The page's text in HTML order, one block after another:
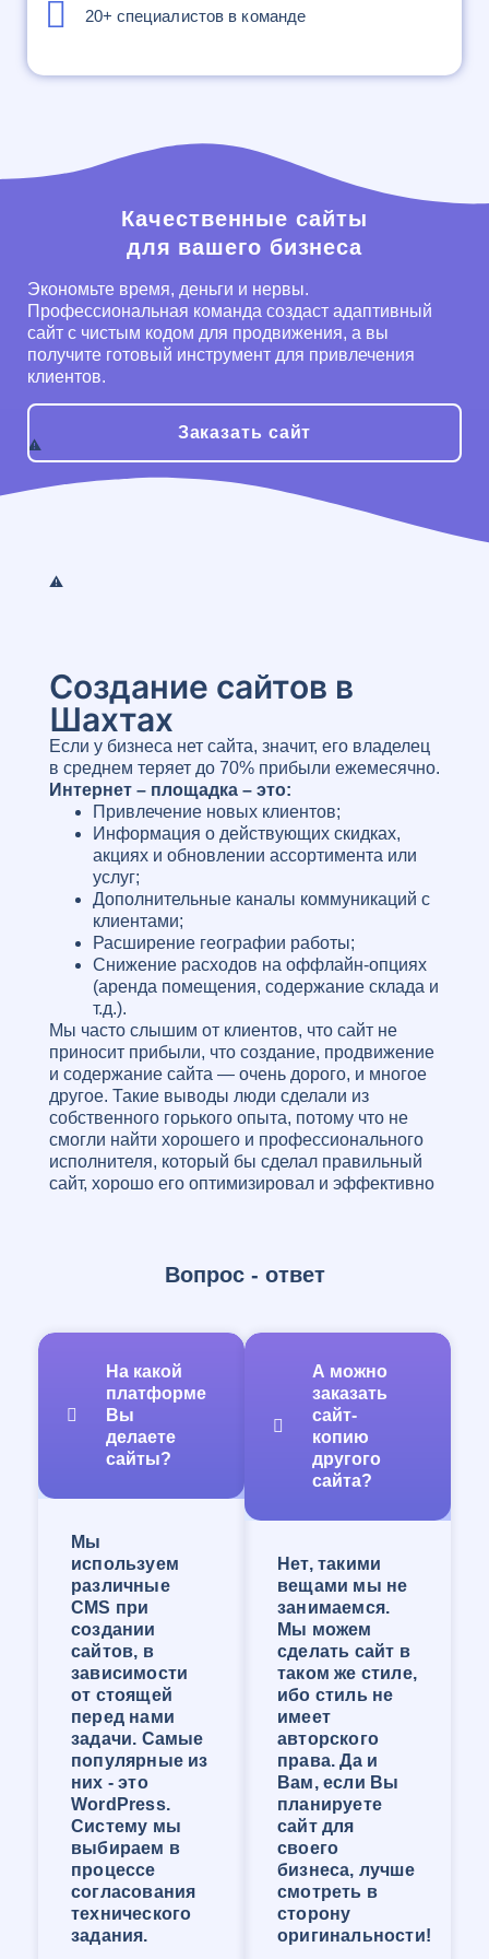
20+ специалистов в команде
Качественные сайты
для вашего бизнеса
Экономьте время, деньги и нервы.
Профессиональная команда создаст адаптивный
сайт с чистым кодом для продвижения, а вы
получите готовый инструмент для привлечения
клиентов.
Заказать сайт
Создание сайтов в
Шахтах
Если у бизнеса нет сайта, значит, его владелец
в среднем теряет до 70% прибыли ежемесячно.
Интернет – площадка – это:
Привлечение новых клиентов;
Информация о действующих скидках,
акциях и обновлении ассортимента или
услуг;
Дополнительные каналы коммуникаций с
клиентами;
Расширение географии работы;
Снижение расходов на оффлайн-опциях
(аренда помещения, содержание склада и
т.д.).
Мы часто слышим от клиентов, что сайт не
приносит прибыли, что создание, продвижение
и содержание сайта — очень дорого, и многое
другое. Такие выводы люди сделали из
собственного горького опыта, потому что не
смогли найти хорошего и профессионального
исполнителя, который бы сделал правильный
сайт, хорошо его оптимизировал и эффективно
задач! И это не просто слова, в виде
доказательств достаточно посмотреть на наши
работаем на совесть! Над Вашем проектом
насмотрелся роликов в Интернете и возомнил
себя программистом, а опытная команда
профессионалов, с большим послужным
списком и багажом знаний, полученных
изначально в профильных учебных
заведениях, и затем развитых и прокаченных в
Компания WEB-Студия «ОНЛАЙН» сделает
сайт, отвечающий запросам Клиента и
решающий большинство задач его
организации. У нас большой опыт создания
сайтов любой сложности!
Создание сайта-визитки в
Шахтах
Сайт-визитка — это самый популярный вид
сайтов. Размер и функционал может быть
практически любого масштаба, от
примитивного сайта с контактами и кратким
перечнем услуг до сайта с огромным
количеством страниц и перечнем функций.
Сайт-визитка будет хорошо продвигаться, если
при его создании продумать всё до мелочей,
продумать структуру контента, внедрить
воронку продаж и сделать его удобным для
пользования. Так же в наше время стоит
Вопрос - ответ
На какой
платформе
Вы
делаете
сайты?
Мы
используем
различные
CMS при
создании
сайтов, в
зависимости
от стоящей
перед нами
задачи. Самые
популярные из
них - это
WordPress.
Систему мы
выбираем в
процессе
согласования
технического
задания.
А можно
заказать
сайт-
копию
другого
сайта?
Нет, такими
вещами мы не
занимаемся.
Мы можем
сделать сайт в
таком же стиле,
ибо стиль не
имеет
авторского
права. Да и
Вам, если Вы
планируете
сайт для
своего
бизнеса, лучше
смотреть в
сторону
оригинальности!